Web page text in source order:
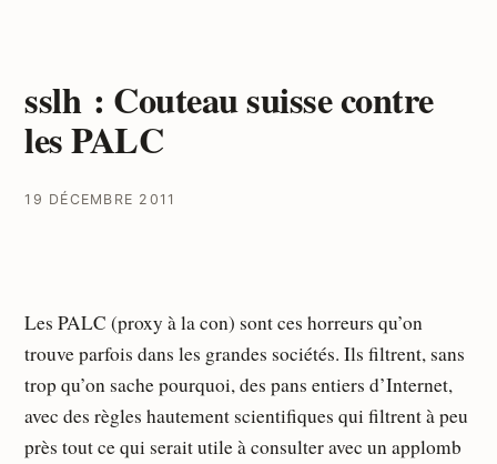
sslh : Couteau suisse contre
les PALC
19 DÉCEMBRE 2011
Les PALC (proxy à la con) sont ces horreurs qu’on
trouve parfois dans les grandes sociétés. Ils filtrent, sans
trop qu’on sache pourquoi, des pans entiers d’Internet,
avec des règles hautement scientifiques qui filtrent à peu
près tout ce qui serait utile à consulter avec un applomb